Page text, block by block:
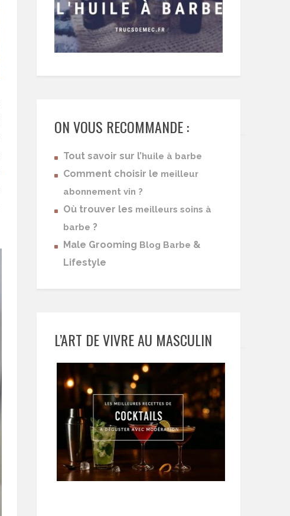
ON VOUS RECOMMANDE :
Tout savoir sur l’ huile à barbe
Comment choisir le meilleur
abonnement vin ?
Où trouver les meilleurs soins à
barbe ?
Male Grooming Blog Barbe &
Lifestyle
L’ART DE VIVRE AU MASCULIN